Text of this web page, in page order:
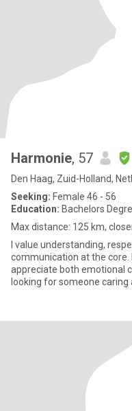
Harmonie, 57
Den Haag, Zuid-Holland,
Seeking: Female 46 - 56
Education: Bachelors
Max distance: 125 km,
I value understanding,
communication at the core.
appreciate both emotional
looking for someone